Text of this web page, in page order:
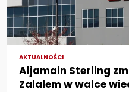
AKTUALNOŚCI
Aljamain Sterling
Zalalem w walce